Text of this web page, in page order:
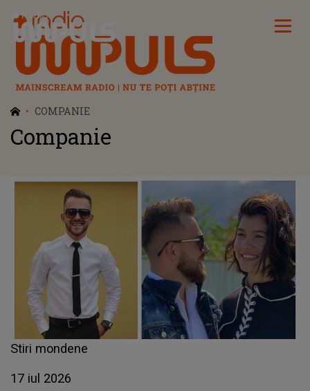
Radio Impuls
COMPANIE
Companie
Stiri mondene
17 iul 2026